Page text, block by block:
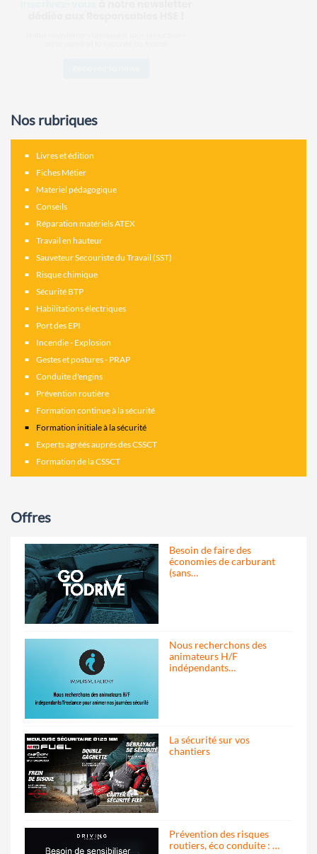
Nos rubriques
Livres et édition
Fiches Métier
Materiel pédagogique
Conseils
Réparation matériels ATEX
Travail en hauteur
Sauveteur Secouriste du Travail (SST)
Risque chimique
Sécurité BTP
Habilitations électriques
Port des EPI
Incendie - Explosion
Gestes et postures - PRAP
Conduite d'engins
Prévention routière
Formation continue à la sécurité
Formation initiale à la sécurité
Experts agréés auprés des CSSCT
Formation de la CSSCT
Offres
Besoin de faire des
économies de carburant
(sans…
Nous recherchons des
animateurs H/F
indépendants…
La sécurité sur vos
chantiers
Prévention des risques
routiers, éco conduite : …